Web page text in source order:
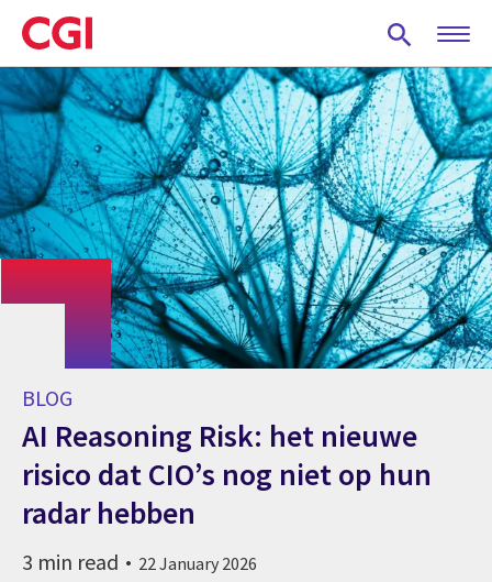
Skip
to
main
content
BLOG
AI Reasoning Risk: het nieuwe
risico dat CIO’s nog niet op hun
radar hebben
3 min read 22 January 2026